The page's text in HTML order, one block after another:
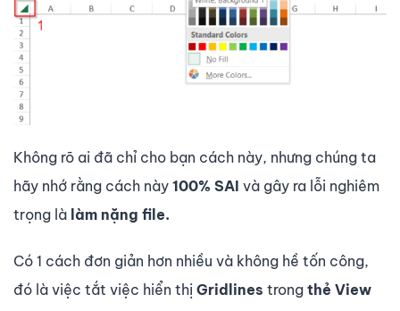
Không rõ ai đã chỉ cho bạn cách này, nhưng chúng ta
hãy nhớ rằng cách này 100% SAI và gây ra lỗi nghiêm
trọng là làm nặng file.
Có 1 cách đơn giản hơn nhiều và không hề tốn công,
đó là việc tắt việc hiển thị Gridlines trong thẻ View